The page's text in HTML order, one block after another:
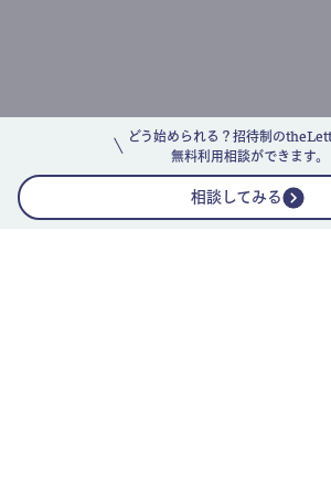
どう始められる？招待制の
無料利用相談ができます。
相談してみる